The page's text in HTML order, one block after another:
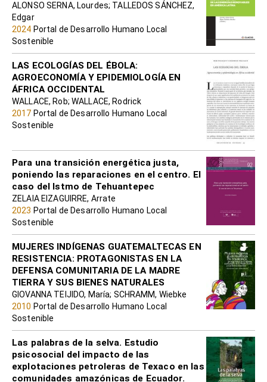
ALONSO SERNA, Lourdes; TALLEDOS SÁNCHEZ,
Edgar
2024 Portal de Desarrollo Humano Local
Sostenible
LAS ECOLOGÍAS DEL ÉBOLA:
AGROECONOMÍA Y EPIDEMIOLOGÍA EN
ÁFRICA OCCIDENTAL
WALLACE, Rob; WALLACE, Rodrick
2017 Portal de Desarrollo Humano Local
Sostenible
Para una transición energética justa,
poniendo las reparaciones en el centro. El
caso del Istmo de Tehuantepec
ZELAIA EIZAGUIRRE, Arrate
2023 Portal de Desarrollo Humano Local
Sostenible
MUJERES INDÍGENAS GUATEMALTECAS EN
RESISTENCIA: PROTAGONISTAS EN LA
DEFENSA COMUNITARIA DE LA MADRE
TIERRA Y SUS BIENES NATURALES
GIOVANNA TEIJIDO, María; SCHRAMM, Wiebke
2010 Portal de Desarrollo Humano Local
Sostenible
Las palabras de la selva. Estudio
psicosocial del impacto de las
explotaciones petroleras de Texaco en las
comunidades amazónicas de Ecuador.